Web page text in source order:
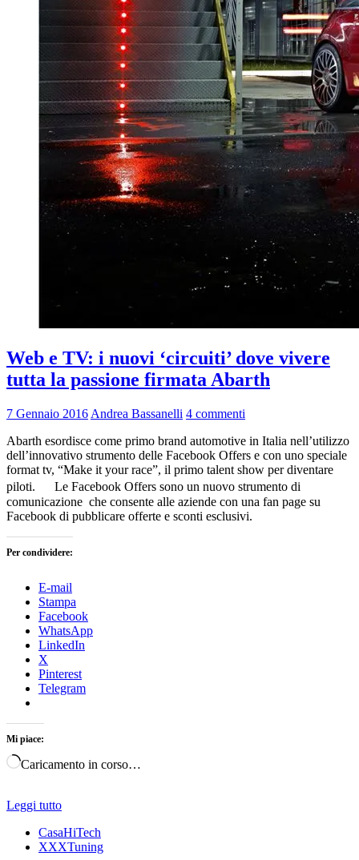
Web e TV: i nuovi ‘circuiti’ dove vivere
tutta la passione firmata Abarth
7 Gennaio 2016 Andrea Bassanelli 4 commenti
Abarth esordisce come primo brand automotive in Italia nell’utilizzo
dell’innovativo strumento delle Facebook Offers e con uno speciale
format tv, “Make it your race”, il primo talent show per diventare
piloti. Le Facebook Offers sono un nuovo strumento di
comunicazione che consente alle aziende con una fan page su
Facebook di pubblicare offerte e sconti esclusivi.
Per condividere:
E-mail
Stampa
Facebook
WhatsApp
LinkedIn
X
Pinterest
Telegram
Mi piace:
Caricamento in corso…
Leggi tutto
CasaHiTech
XXXTuning